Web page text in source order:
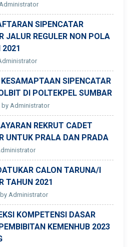
SIPENCATAR
JALUR REGULER NON POLA
2021
SIPENCATAR
DI POLTEKPEL SUMBAR
by Administrator
REKRUT CADET
UNTUK PRALA DAN PRADA
CALON TARUNA/I
TAHUN 2021
Administrator
KOMPETENSI DASAR
KEMENHUB 2023